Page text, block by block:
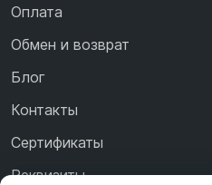
Оплата
Обмен и возврат
Блог
Контакты
Сертификаты
Реквизиты